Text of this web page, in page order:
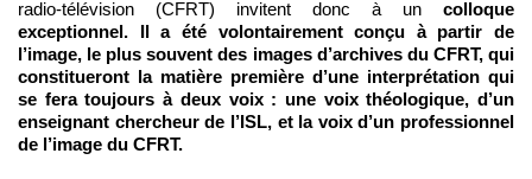
radio-télévision (CFRT) invitent donc à un colloque
exceptionnel. Il a été volontairement conçu à partir de
l’image, le plus souvent des images d’archives du CFRT, qui
constitueront la matière première d’une interprétation qui
se fera toujours à deux voix : une voix théologique, d’un
enseignant chercheur de l’ISL, et la voix d’un professionnel
de l’image du CFRT.